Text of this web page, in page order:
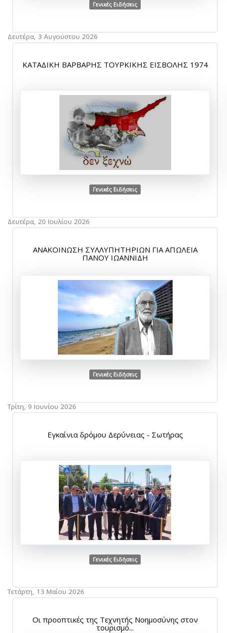
Γενικές Ειδήσεις
Δευτέρα, 3 Αυγούστου 2026
ΚΑΤΑΔΙΚΗ ΒΑΡΒΑΡΗΣ ΤΟΥΡΚΙΚΗΣ ΕΙΣΒΟΛΗΣ 1974
Γενικές Ειδήσεις
Δευτέρα, 20 Ιουλίου 2026
ΑΝΑΚΟΙΝΩΣΗ ΣΥΛΛΥΠΗΤΗΡΙΩΝ ΓΙΑ ΑΠΩΛΕΙΑ
ΠΑΝΟΥ ΙΩΑΝΝΙΔΗ
Γενικές Ειδήσεις
Τρίτη, 9 Ιουνίου 2026
Εγκαίνια δρόμου Δερύνειας - Σωτήρας
Γενικές Ειδήσεις
Τετάρτη, 13 Μαΐου 2026
Οι προοπτικές της Τεχνητής Νοημοσύνης στον
τουρισμό...